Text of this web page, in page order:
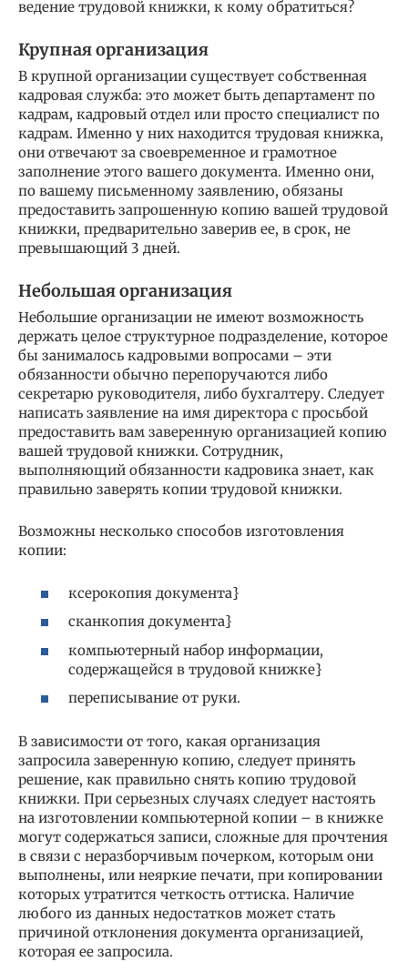
ведение трудовой книжки, к кому обратиться?
Крупная организация
В крупной организации существует собственная
кадровая служба: это может быть департамент по
кадрам, кадровый отдел или просто специалист по
кадрам. Именно у них находится трудовая книжка,
они отвечают за своевременное и грамотное
заполнение этого вашего документа. Именно они,
по вашему письменному заявлению, обязаны
предоставить запрошенную копию вашей трудовой
книжки, предварительно заверив ее, в срок, не
превышающий 3 дней.
Небольшая организация
Небольшие организации не имеют возможность
держать целое структурное подразделение, которое
бы занималось кадровыми вопросами – эти
обязанности обычно перепоручаются либо
секретарю руководителя, либо бухгалтеру. Следует
написать заявление на имя директора с просьбой
предоставить вам заверенную организацией копию
вашей трудовой книжки. Сотрудник,
выполняющий обязанности кадровика знает, как
правильно заверять копии трудовой книжки.
Возможны несколько способов изготовления
копии:
ксерокопия документа}
сканкопия документа}
компьютерный набор информации,
содержащейся в трудовой книжке}
переписывание от руки.
В зависимости от того, какая организация
запросила заверенную копию, следует принять
решение, как правильно снять копию трудовой
книжки. При серьезных случаях следует настоять
на изготовлении компьютерной копии – в книжке
могут содержаться записи, сложные для прочтения
в связи с неразборчивым почерком, которым они
выполнены, или неяркие печати, при копировании
которых утратится четкость оттиска. Наличие
любого из данных недостатков может стать
причиной отклонения документа организацией,
которая ее запросила.